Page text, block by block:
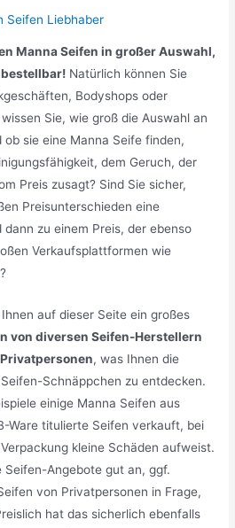
Seifen Liebhaber
Manna Seifen in großer Auswahl,
Natürlich können Sie
Bodyshops oder
Sie, wie groß die Auswahl an
sie eine Manna Seife finden,
dem Geruch, der
Preis zusagt? Sind Sie sicher,
Preisunterschieden eine
zu einem Preis, der ebenso
Verkaufsplattformen wie
auf dieser Seite ein großes
von diversen Seifen-Herstellern
, was Ihnen die
Schnäppchen zu entdecken.
einige Manna Seifen aus
Ware titulierte Seifen verkauft, bei
kleine Schäden aufweist.
Seifen-Angebote gut an, ggf.
von Privatpersonen in Frage,
hat das sicherlich ebenfalls